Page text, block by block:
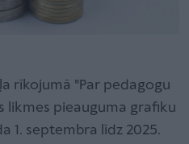
rīkojumā "Par pedagogu
likmes pieauguma grafiku
1. septembra līdz 2025.